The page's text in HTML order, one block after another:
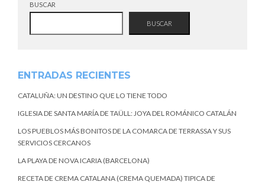
BUSCAR
BUSCAR
ENTRADAS RECIENTES
CATALUÑA: UN DESTINO QUE LO TIENE TODO
IGLESIA DE SANTA MARÍA DE TAÜLL: JOYA DEL ROMÁNICO CATALÁN
LOS PUEBLOS MÁS BONITOS DE LA COMARCA DE TERRASSA Y SUS
SERVICIOS CERCANOS
LA PLAYA DE NOVA ICARIA (BARCELONA)
RECETA DE CREMA CATALANA (CREMA QUEMADA) TIPICA DE